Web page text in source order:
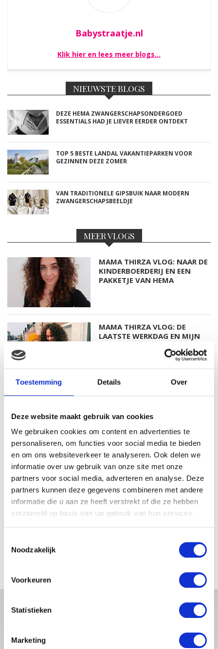
Toestemming Details Over
Deze website maakt gebruik van cookies
We gebruiken cookies om content en advertenties te
personaliseren, om functies voor social media te bieden
en om ons websiteverkeer te analyseren. Ook delen we
informatie over uw gebruik van onze site met onze
partners voor social media, adverteren en analyse. Deze
partners kunnen deze gegevens combineren met andere
informatie die u aan ze heeft verstrekt of die ze hebben
verzameld op basis van uw gebruik van hun services.
Noodzakelijk
Voorkeuren
Statistieken
Marketing
Babystraatje.nl
Klik hier en lees meer blogs…
NIEUWSTE BLOGS
DEZE HEMA ZWANGERSCHAPSONDERGOED
ESSENTIALS HAD JE LIEVER EERDER ONTDEKT
TOP 5 BESTE LANDAL VAKANTIEPARKEN VOOR
GEZINNEN DEZE ZOMER
VAN TRADITIONELE GIPSBUIK NAAR MODERN
ZWANGERSCHAPSBEELDJE
MEER VLOGS
MAMA THIRZA VLOG: NAAR DE
KINDERBOERDERIJ EN EEN
PAKKETJE VAN HEMA
MAMA THIRZA VLOG: DE
LAATSTE WERKDAG EN MIJN
MAMA THIRZA VLOG: OP
VAKANTIE & TWEE ZIEKE
KINDEREN
BEGONNEN & TANDEN BLEKEN